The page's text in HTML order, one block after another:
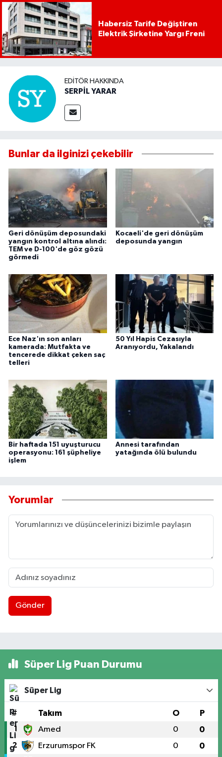
Habersiz Tarife Değiştiren
Elektrik Şirketine Yargı Freni
EDITÖR HAKKINDA
SERPİL YARAR
Bunlar da ilginizi çekebilir
Geri dönüşüm deposundaki
yangın kontrol altına alındı:
TEM ve D-100'de göz gözü
görmedi
Kocaeli'de geri dönüşüm
deposunda yangın
Ece Naz'ın son anları
kamerada: Mutfakta ve
tencerede dikkat çeken saç
telleri
50 Yıl Hapis Cezasıyla
Aranıyordu, Yakalandı
Bir haftada 151 uyuşturucu
operasyonu: 161 şüpheliye
işlem
Annesi tarafından
yatağında ölü bulundu
Yorumlar
Gönder
Süper Lig Puan Durumu
Süper Lig
# Takım O P
1 Amed 0 0
2 Erzurumspor FK 0 0